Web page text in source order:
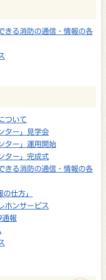
きる消防の通信・情報の各
ついて
ター」見学会
ター」運用開始
ター」完成式
きる消防の通信・情報の各
仕方」
ホンサービス
通報